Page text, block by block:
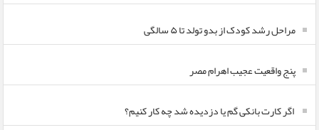
مراحل رشد کودک از بدو تولد تا ۵ سالگی
پنج واقعیت عجیب اهرام مصر
اگر کارت بانکی گم یا دزدیده شد چه کار کنیم؟